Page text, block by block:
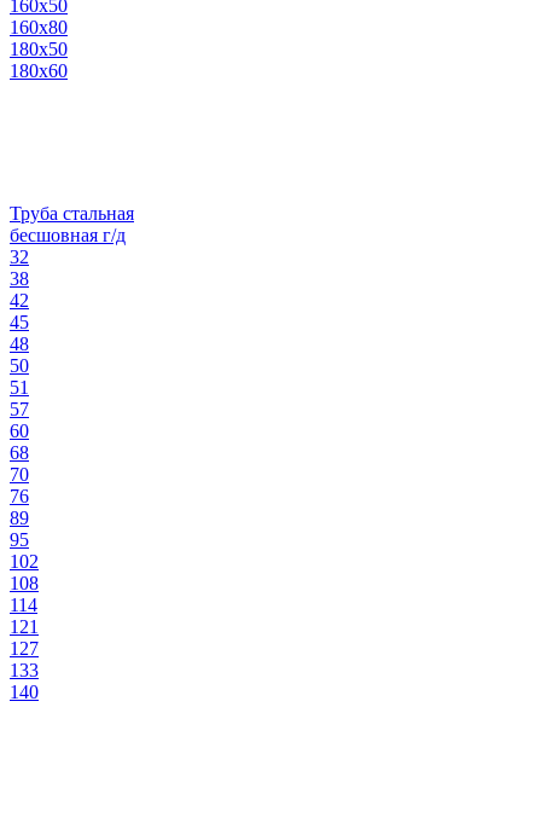
160х50
160х80
180х50
180х60
Труба стальная
бесшовная г/д
32
38
42
45
48
50
51
57
60
68
70
76
89
95
102
108
114
121
127
133
140